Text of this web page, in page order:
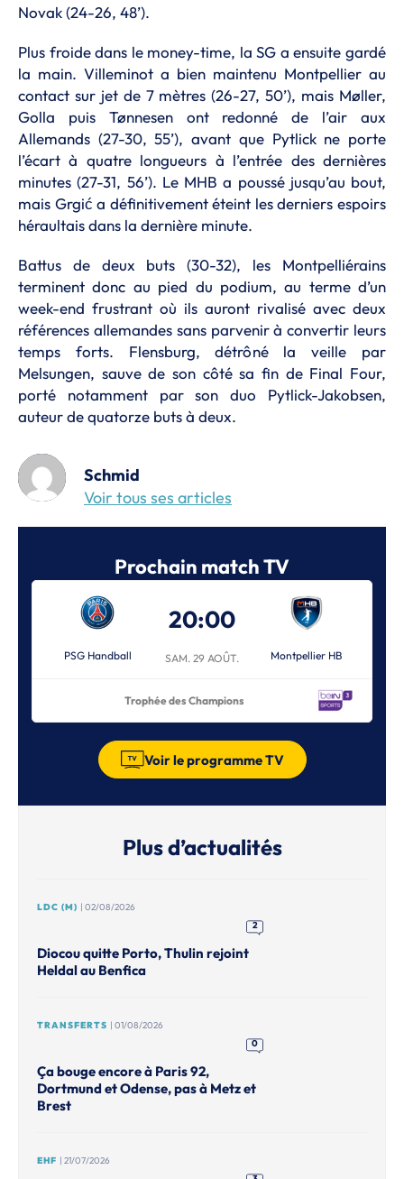
Novak (24-26, 48’).
Plus froide dans le money-time, la SG a ensuite gardé
la main. Villeminot a bien maintenu Montpellier au
contact sur jet de 7 mètres (26-27, 50’), mais Møller,
Golla puis Tønnesen ont redonné de l’air aux
Allemands (27-30, 55’), avant que Pytlick ne porte
l’écart à quatre longueurs à l’entrée des dernières
minutes (27-31, 56’). Le MHB a poussé jusqu’au bout,
mais Grgić a définitivement éteint les derniers espoirs
héraultais dans la dernière minute.
Battus de deux buts (30-32), les Montpelliérains
terminent donc au pied du podium, au terme d’un
week-end frustrant où ils auront rivalisé avec deux
références allemandes sans parvenir à convertir leurs
temps forts. Flensburg, détrôné la veille par
Melsungen, sauve de son côté sa fin de Final Four,
porté notamment par son duo Pytlick-Jakobsen,
auteur de quatorze buts à deux.
Schmid
Voir tous ses articles
Prochain match TV
PSG Handball
20:00
SAM. 29 AOÛT. Montpellier HB
Trophée des Champions
Voir le programme TV
Plus d’actualités
LDC (M) | 02/08/2026
2
Diocou quitte Porto, Thulin rejoint
Heldal au Benfica
TRANSFERTS | 01/08/2026
0
Ça bouge encore à Paris 92,
Dortmund et Odense, pas à Metz et
Brest
EHF | 21/07/2026